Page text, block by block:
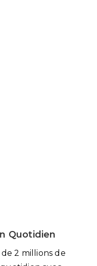
Quotidien
de 2 millions de